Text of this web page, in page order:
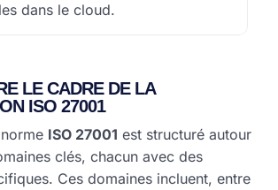
dans le cloud.
LE CADRE DE LA
ISO 27001
ISO 27001 est structuré autour
clés, chacun avec des
Ces domaines incluent, entre